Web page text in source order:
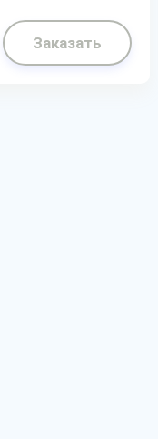
Заказать